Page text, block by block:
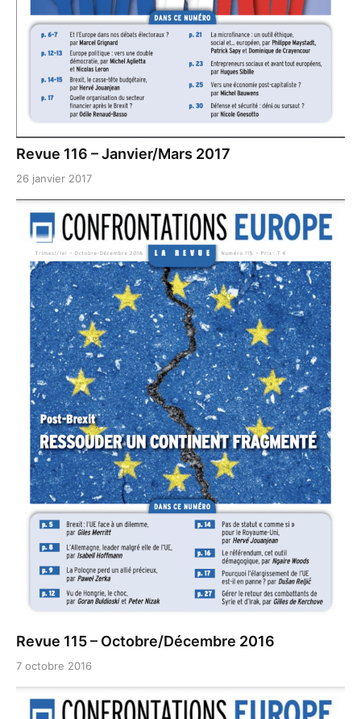
Revue 116 – Janvier/Mars 2017
26 janvier 2017
Revue 115 – Octobre/Décembre 2016
7 octobre 2016